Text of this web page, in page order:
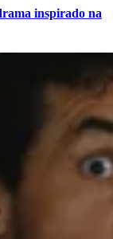
inspirado na